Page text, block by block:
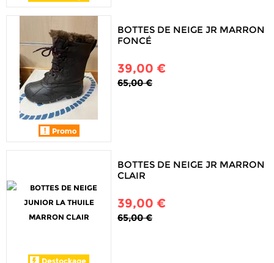
BOTTES DE NEIGE JR MARRON
FONCÉ
39,00 €
65,00 €
BOTTES DE NEIGE JR MARRON
CLAIR
39,00 €
65,00 €